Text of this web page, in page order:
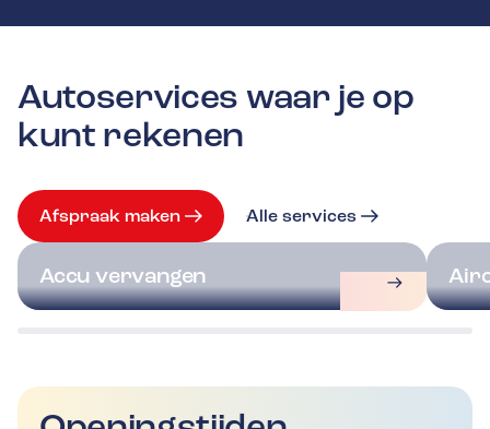
Autoservices waar je op
kunt rekenen
Afspraak maken Alle services
Accu vervangen